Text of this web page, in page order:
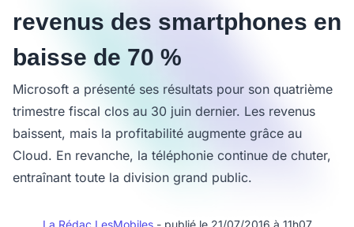
revenus des smartphones en
baisse de 70 %
Microsoft a présenté ses résultats pour son quatrième
trimestre fiscal clos au 30 juin dernier. Les revenus
baissent, mais la profitabilité augmente grâce au
Cloud. En revanche, la téléphonie continue de chuter,
entraînant toute la division grand public.
La Rédac LesMobiles - publié le 21/07/2016 à 11h07